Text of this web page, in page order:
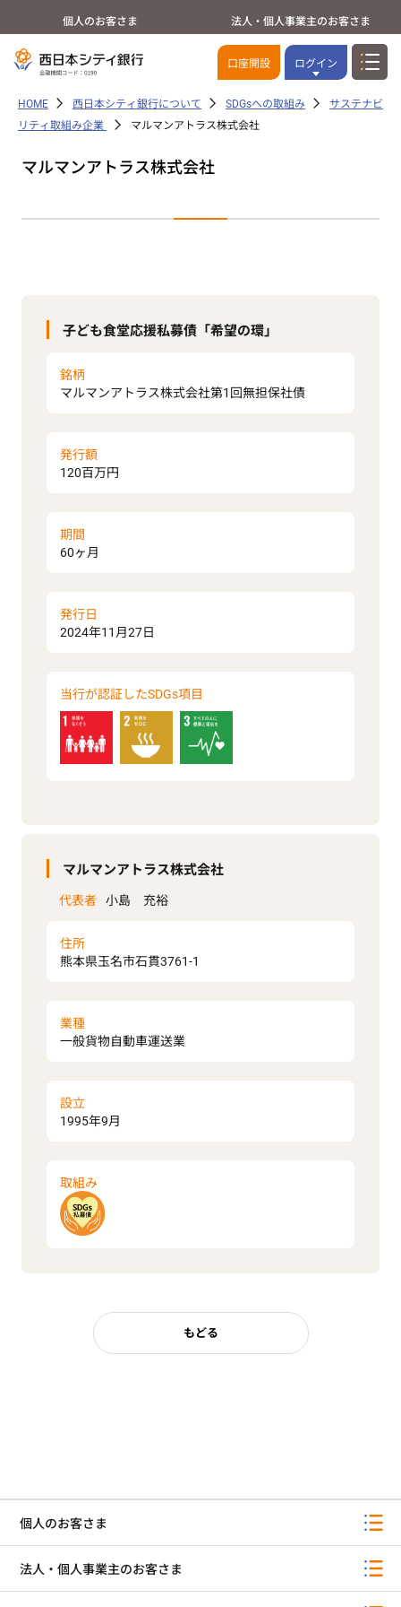
個人のお客さま 法人・個人事業主のお客さま
口座開設 ログイン
HOME 西日本シティ銀行について SDGsへの取組み
サステナビ
リティ取組み企業
マルマンアトラス株式会社
マルマンアトラス株式会社
子ども食堂応援私募債「希望の環」
銘柄
マルマンアトラス株式会社第1回無担保社債
発行額
120百万円
期間
60ヶ月
発行日
2024年11月27日
当行が認証したSDGs項目
マルマンアトラス株式会社
代表者 小島 充裕
住所
熊本県玉名市石貫3761-1
業種
一般貨物自動車運送業
設立
1995年9月
取組み
もどる
個人のお客さま
法人・個人事業主のお客さま